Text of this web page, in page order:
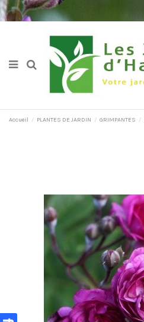
Accueil PLANTES DE JARDIN GRIMPANTES